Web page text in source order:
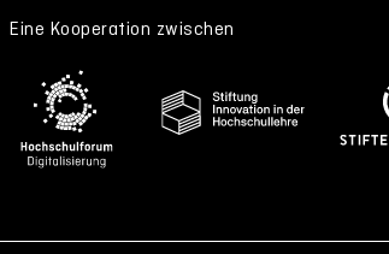
Eine Kooperation zwischen